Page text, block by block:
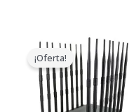
¡Oferta!
precio
original
era:
$2,299.00.
El
es: